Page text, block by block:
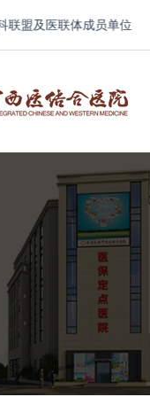
及医联体成员单位